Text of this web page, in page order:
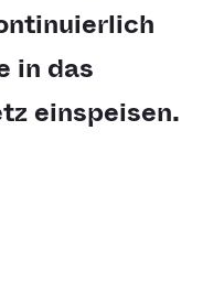
in das
einspeisen.